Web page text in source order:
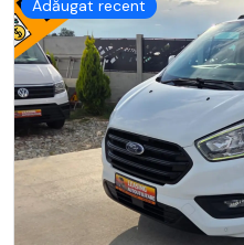
Adăugat recent